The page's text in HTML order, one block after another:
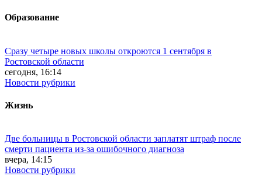
Образование
Сразу четыре новых школы откроются 1 сентября в
Ростовской области
сегодня, 16:14
Новости рубрики
Жизнь
Две больницы в Ростовской области заплатят штраф после
смерти пациента из-за ошибочного диагноза
вчера, 14:15
Новости рубрики